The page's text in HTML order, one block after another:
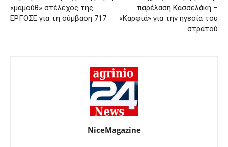
«μαμούθ» στέλεχος της
ΕΡΓΟΣΕ για τη σύμβαση 717
παρέλαση Κασσελάκη –
«Καρφιά» για την ηγεσία του
στρατού
NiceMagazine